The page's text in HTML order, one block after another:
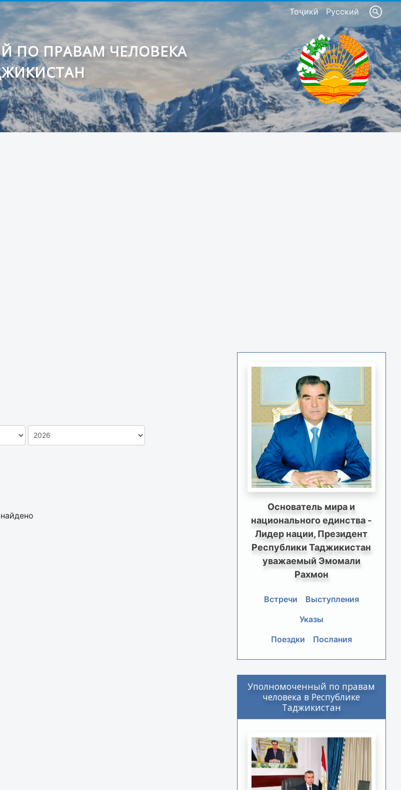
Тоҷикӣ Русский
ПО ПРАВАМ ЧЕЛОВЕКА
Основатель мира и
национального единства -
Лидер нации, Президент
Республики Таджикистан
уважаемый Эмомали
Рахмон
Встречи
Выступления
Указы
Поездки
Послания
Уполномоченный по правам
человека в Республике
Таджикистан